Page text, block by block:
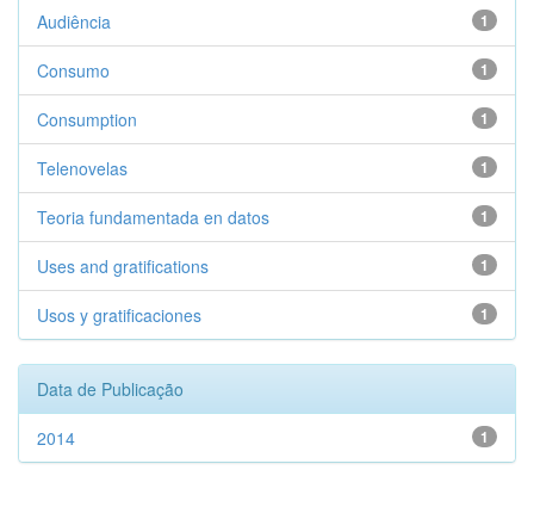
1
Audiência
1
Consumo
1
Consumption
1
Telenovelas
1
Teoria fundamentada en datos
1
Uses and gratifications
1
Usos y gratificaciones
Data de Publicação
1
2014